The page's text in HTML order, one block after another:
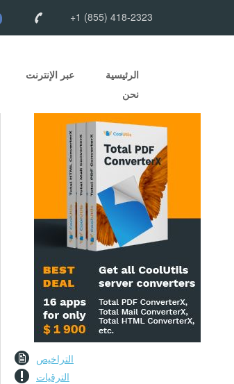
+1 (855) 418-2323
الرئيسية عبر الإنترنت
نحن
التراخيص
الترقيات